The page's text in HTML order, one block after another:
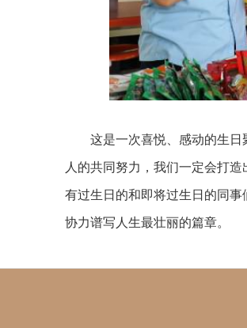
这是一次喜悦、感动的生
人的共同努力，我们一定会打
有过生日的和即将过生日的同
协力谱写人生最壮丽的篇章。